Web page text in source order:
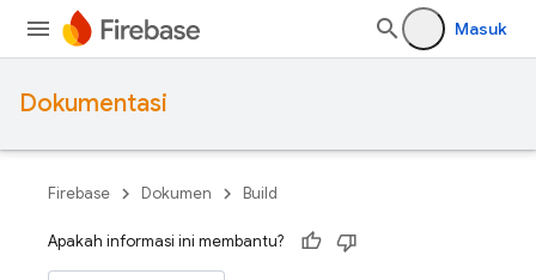
Masuk
Dokumentasi
Firebase Dokumen Build
Apakah informasi ini membantu?